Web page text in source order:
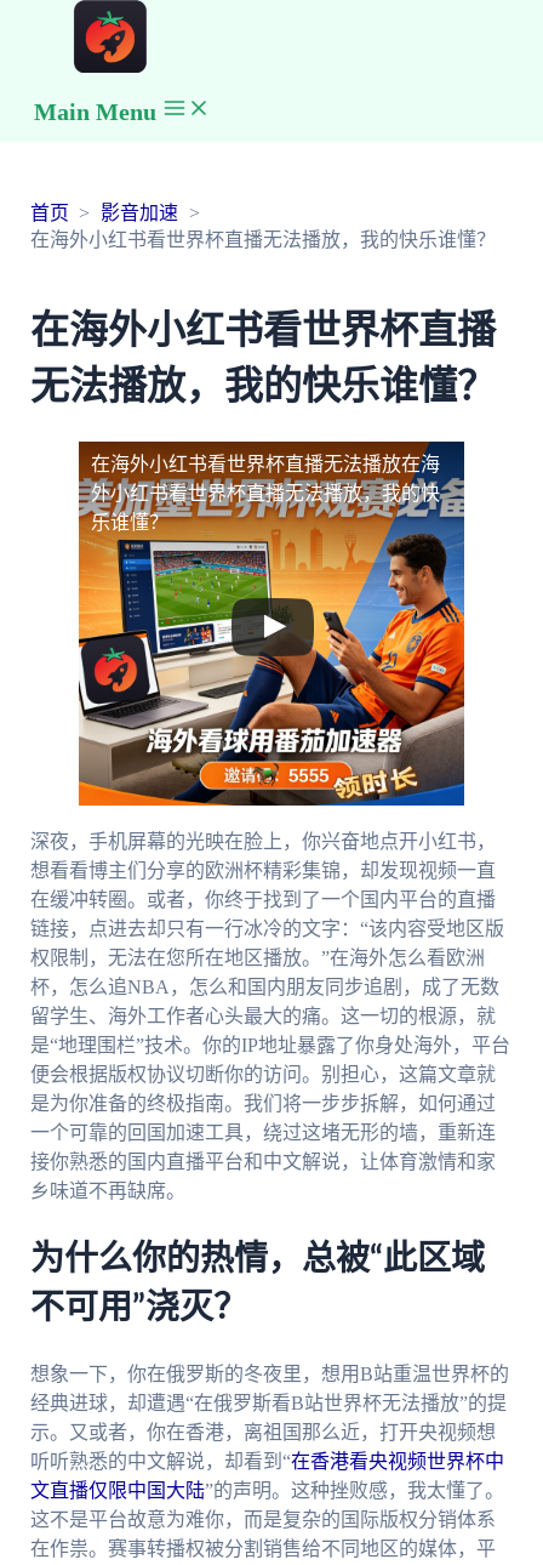
Main Menu
首页
影音加速
在海外小红书看世界杯直播无法播放，我的快乐谁懂？
在海外小红书看世界杯直播
无法播放，我的快乐谁懂？
在海外小红书看世界杯直播无法播放在海
外小红书看世界杯直播无法播放，我的快
乐谁懂？
深夜，手机屏幕的光映在脸上，你兴奋地点开小红书，
想看看博主们分享的欧洲杯精彩集锦，却发现视频一直
在缓冲转圈。或者，你终于找到了一个国内平台的直播
链接，点进去却只有一行冰冷的文字：“该内容受地区版
权限制，无法在您所在地区播放。”在海外怎么看欧洲
杯，怎么追NBA，怎么和国内朋友同步追剧，成了无数
留学生、海外工作者心头最大的痛。这一切的根源，就
是“地理围栏”技术。你的IP地址暴露了你身处海外，平台
便会根据版权协议切断你的访问。别担心，这篇文章就
是为你准备的终极指南。我们将一步步拆解，如何通过
一个可靠的回国加速工具，绕过这堵无形的墙，重新连
接你熟悉的国内直播平台和中文解说，让体育激情和家
乡味道不再缺席。
为什么你的热情，总被“此区域
不可用”浇灭？
想象一下，你在俄罗斯的冬夜里，想用B站重温世界杯的
经典进球，却遭遇“在俄罗斯看B站世界杯无法播放”的提
示。又或者，你在香港，离祖国那么近，打开央视频想
听听熟悉的中文解说，却看到“在香港看央视频世界杯中
文直播仅限中国大陆”的声明。这种挫败感，我太懂了。
这不是平台故意为难你，而是复杂的国际版权分销体系
在作祟。赛事转播权被分割销售给不同地区的媒体，平